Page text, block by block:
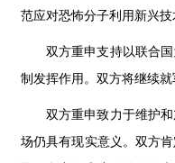
范应对恐怖分子利用新兴
双方重申支持以联合
制发挥作用。双方将继续
双方重申致力于维护
场仍具有现实意义。双方